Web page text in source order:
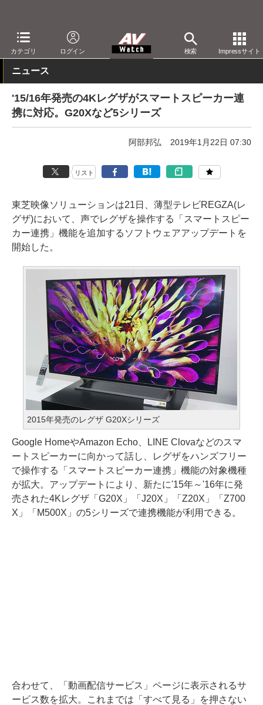
カテゴリ ログイン 検索 Impressサイト
AV Watch 製品 テレビ 東芝
ニュース
'15/16年発売の4Kレグザがスマートスピーカー連
携に対応。G20Xなど5シリーズ
阿部邦弘 2019年1月22日 07:30
リスト
東芝映像ソリューションは21日、薄型テレビREGZA(レ
グザ)において、声でレグザを操作する「スマートスピー
カー連携」機能を追加するソフトウェアアップデートを
開始した。
2015年発売のレグザ G20Xシリーズ
Google HomeやAmazon Echo、LINE Clovaなどのスマ
ートスピーカーに向かって話し、レグザをハンズフリー
で操作する「スマートスピーカー連携」機能の対象機種
が拡大。アップデートにより、新たに'15年～'16年に発
売された4Kレグザ「G20X」「J20X」「Z20X」「Z700
X」「M500X」の5シリーズで連携機能が利用できる。
合わせて、「動画配信サービス」ページに表示されるサ
ービス数を拡大。これまでは「すべて見る」を押さない